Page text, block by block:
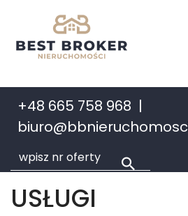
+48 665 758 968
USŁUGI